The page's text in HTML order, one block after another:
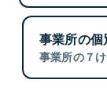
事業所の個
事業所の７